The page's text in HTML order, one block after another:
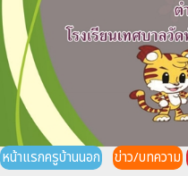
หน้าแรกครูบ้านนอก ข่าว/บทความ